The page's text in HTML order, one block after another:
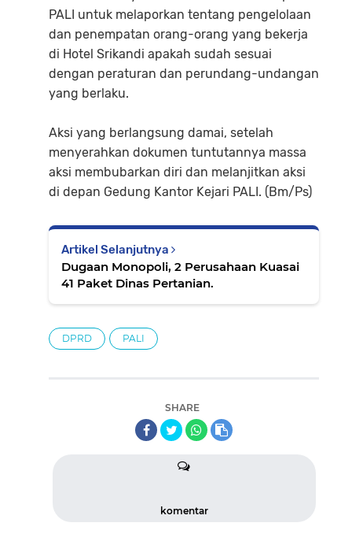
PALI untuk melaporkan tentang pengelolaan
dan penempatan orang-orang yang bekerja
di Hotel Srikandi apakah sudah sesuai
dengan peraturan dan perundang-undangan
yang berlaku.
Aksi yang berlangsung damai, setelah
menyerahkan dokumen tuntutannya massa
aksi membubarkan diri dan melanjitkan aksi
di depan Gedung Kantor Kejari PALI. (Bm/Ps)
Artikel Selanjutnya
Dugaan Monopoli, 2 Perusahaan Kuasai
41 Paket Dinas Pertanian.
DPRD PALI
SHARE
komentar